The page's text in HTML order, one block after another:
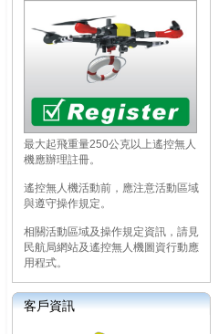
最大起飛重量250公克以上遙控無人
機應辦理註冊。
遙控無人機活動前，應注意活動區域
與遵守操作規定。
相關活動區域及操作規定資訊，請見
民航局網站及遙控無人機圖資行動應
用程式。
客戶資訊